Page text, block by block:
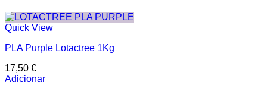
Quick View
PLA Purple Lotactree 1Kg
17,50 €
Adicionar